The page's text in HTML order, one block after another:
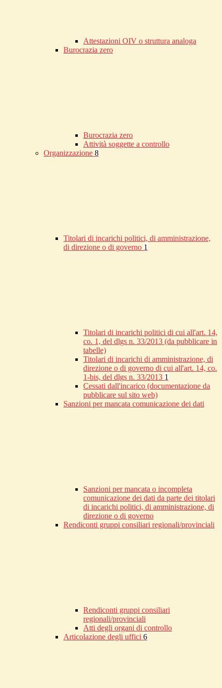
Attestazioni OIV o struttura analoga
Burocrazia zero
Burocrazia zero
Attività soggette a controllo
Organizzazione 8
Titolari di incarichi politici, di amministrazione,
di direzione o di governo 1
Titolari di incarichi politici di cui all'art. 14,
co. 1, del dlgs n. 33/2013 (da pubblicare in
tabelle)
Titolari di incarichi di amministrazione, di
direzione o di governo di cui all'art. 14, co.
1-bis, del dlgs n. 33/2013 1
Cessati dall'incarico (documentazione da
pubblicare sul sito web)
Sanzioni per mancata comunicazione dei dati
Sanzioni per mancata o incompleta
comunicazione dei dati da parte dei titolari
di incarichi politici, di amministrazione, di
direzione o di governo
Rendiconti gruppi consiliari regionali/provinciali
Rendiconti gruppi consiliari
regionali/provinciali
Atti degli organi di controllo
Articolazione degli uffici 6